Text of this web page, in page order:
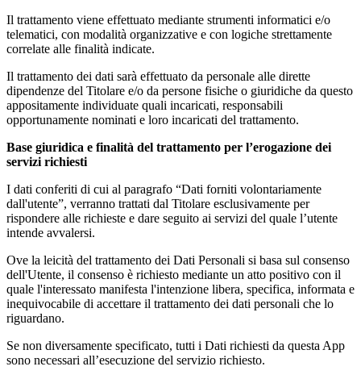
Il trattamento viene effettuato mediante strumenti informatici e/o
telematici, con modalità organizzative e con logiche strettamente
correlate alle finalità indicate.
Il trattamento dei dati sarà effettuato da personale alle dirette
dipendenze del Titolare e/o da persone fisiche o giuridiche da questo
appositamente individuate quali incaricati, responsabili
opportunamente nominati e loro incaricati del trattamento.
Base giuridica e finalità del trattamento per l’erogazione dei
servizi richiesti
I dati conferiti di cui al paragrafo “Dati forniti volontariamente
dall'utente”, verranno trattati dal Titolare esclusivamente per
rispondere alle richieste e dare seguito ai servizi del quale l’utente
intende avvalersi.
Ove la leicità del trattamento dei Dati Personali si basa sul consenso
dell'Utente, il consenso è richiesto mediante un atto positivo con il
quale l'interessato manifesta l'intenzione libera, specifica, informata e
inequivocabile di accettare il trattamento dei dati personali che lo
riguardano.
Se non diversamente specificato, tutti i Dati richiesti da questa App
sono necessari all’esecuzione del servizio richiesto.